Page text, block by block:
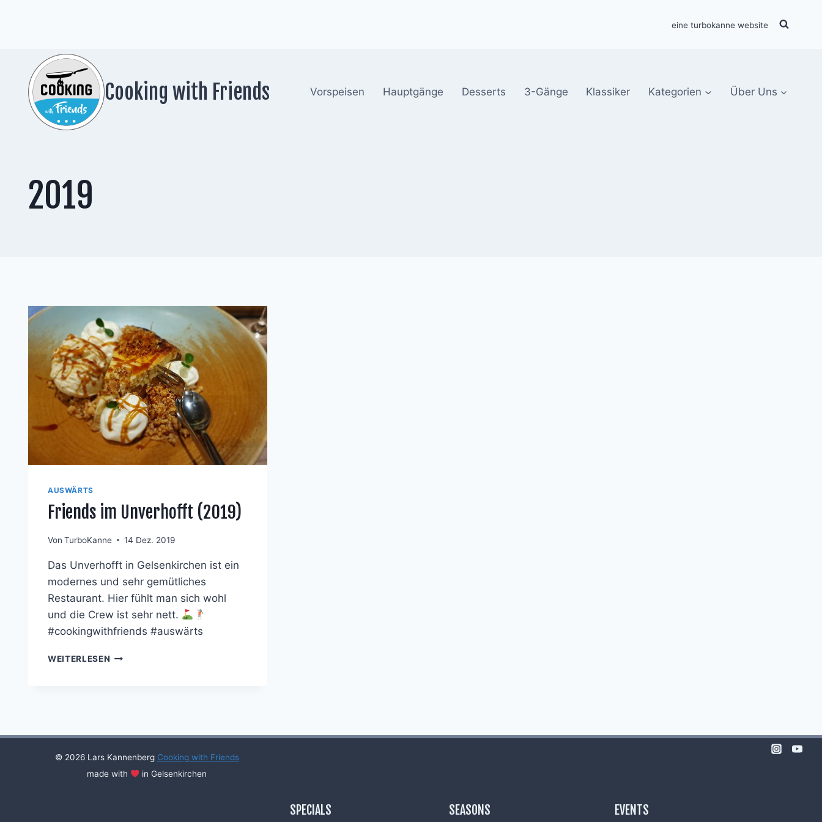
eine turbokanne website
Cooking with Friends Vorspeisen Hauptgänge Desserts 3-Gänge Klassiker Kategorien Über Uns
2019
AUSWÄRTS
Friends im Unverhofft (2019)
Von TurboKanne 14 Dez. 2019
Das Unverhofft in Gelsenkirchen ist ein
modernes und sehr gemütliches
Restaurant. Hier fühlt man sich wohl
und die Crew ist sehr nett.
#cookingwithfriends #auswärts
WEITERLESEN FRIENDS
© 2026 Lars Kannenberg Cooking with Friends
made with
in Gelsenkirchen
SPECIALS SEASONS EVENTS